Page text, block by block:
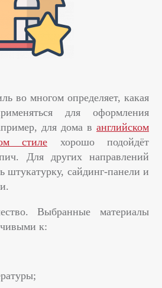
во многом определяет, какая
для оформления
для дома в английском
стиле хорошо подойдёт
Для других направлений
штукатурку, сайдинг-панели и
Выбранные материалы
к: